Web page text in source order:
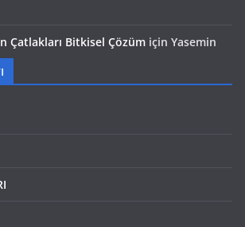
Çatlakları Bitkisel Çözüm için Yasemin